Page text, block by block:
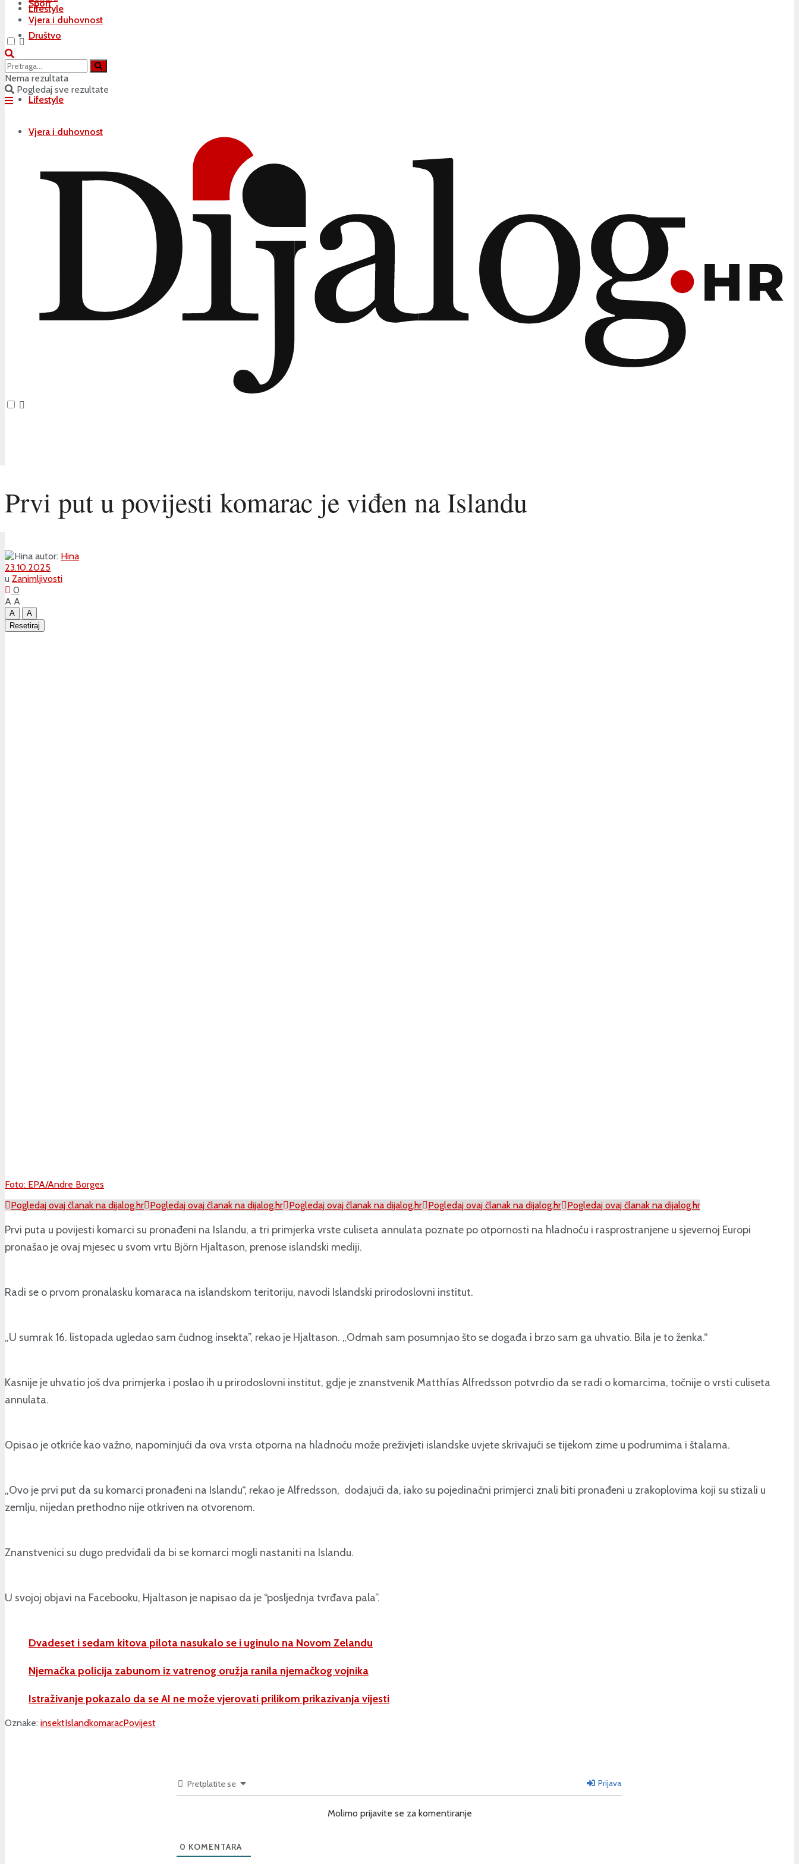
Sport
Društvo
Kultura
Lifestyle
Vjera i duhovnost
Lifestyle
Vjera i duhovnost
Nema rezultata
Pogledaj sve rezultate
Prvi put u povijesti komarac je viđen na Islandu
autor: Hina
23.10.2025
u Zanimljivosti
0
A A
A
A
Resetiraj
Foto: EPA/Andre Borges
Pogledaj ovaj članak na dijalog.hr Pogledaj ovaj članak na dijalog.hr Pogledaj ovaj članak na dijalog.hr Pogledaj ovaj članak na dijalog.hr Pogledaj ovaj članak na dijalog.hr
Prvi puta u povijesti komarci su pronađeni na Islandu, a tri primjerka vrste culiseta annulata poznate po otpornosti na hladnoću i rasprostranjene u sjevernoj Europi
pronašao je ovaj mjesec u svom vrtu Björn Hjaltason, prenose islandski mediji.
Radi se o prvom pronalasku komaraca na islandskom teritoriju, navodi Islandski prirodoslovni institut.
„U sumrak 16. listopada ugledao sam čudnog insekta”, rekao je Hjaltason. „Odmah sam posumnjao što se događa i brzo sam ga uhvatio. Bila je to ženka.“
Kasnije je uhvatio još dva primjerka i poslao ih u prirodoslovni institut, gdje je znanstvenik Matthías Alfredsson potvrdio da se radi o komarcima, točnije o vrsti culiseta
annulata.
Opisao je otkriće kao važno, napominjući da ova vrsta otporna na hladnoću može preživjeti islandske uvjete skrivajući se tijekom zime u podrumima i štalama.
„Ovo je prvi put da su komarci pronađeni na Islandu“, rekao je Alfredsson, dodajući da, iako su pojedinačni primjerci znali biti pronađeni u zrakoplovima koji su stizali u
zemlju, nijedan prethodno nije otkriven na otvorenom.
Znanstvenici su dugo predviđali da bi se komarci mogli nastaniti na Islandu.
U svojoj objavi na Facebooku, Hjaltason je napisao da je “posljednja tvrđava pala”.
Dvadeset i sedam kitova pilota nasukalo se i uginulo na Novom Zelandu
Njemačka policija zabunom iz vatrenog oružja ranila njemačkog vojnika
Istraživanje pokazalo da se AI ne može vjerovati prilikom prikazivanja vijesti
Oznake: insektIslandkomaracPovijest
Pretplatite se Prijava
Molimo prijavite se za komentiranje
0 KOMENTARA